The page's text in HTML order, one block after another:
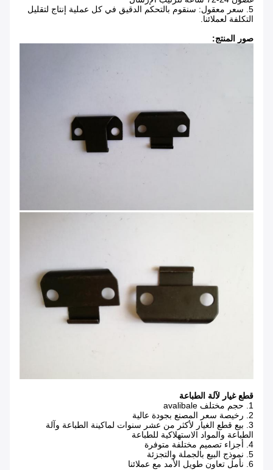
5. سعر معقول: سنقوم بالتحكم الدقيق في كل عملية إنتاج لتقليل
التكلفة لعملائنا.
صور المنتج:
قطع غيار لآلة الطباعة
1. حجم مختلف avalibale
2. رخيصة سعر المصنع بجودة عالية
3. بيع قطع الغيار لأكثر من عشر سنوات لماكينة الطباعة وآلة
الطباعة والمواد الاستهلاكية للطباعة
4. أجزاء تصميم مختلفة متوفرة
5. نموذج البيع بالجملة والتجزئة
6. نأمل تعاون طويل الأمد مع عملائنا